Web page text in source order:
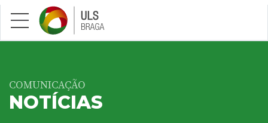
Saltar para conteúdo principal
COMUNICAÇÃO
NOTÍCIAS